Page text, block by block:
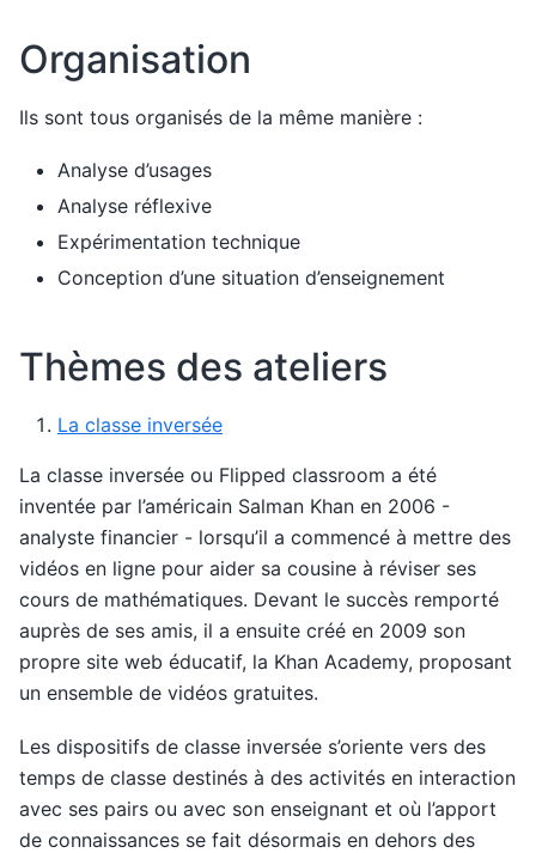
Organisation
Ils sont tous organisés de la même manière :
Analyse d’usages
Analyse réflexive
Expérimentation technique
Conception d’une situation d’enseignement
Thèmes des ateliers
La classe inversée
La classe inversée ou Flipped classroom a été
inventée par l’américain Salman Khan en 2006 -
analyste financier - lorsqu’il a commencé à mettre des
vidéos en ligne pour aider sa cousine à réviser ses
cours de mathématiques. Devant le succès remporté
auprès de ses amis, il a ensuite créé en 2009 son
propre site web éducatif, la Khan Academy, proposant
un ensemble de vidéos gratuites.
Les dispositifs de classe inversée s’oriente vers des
temps de classe destinés à des activités en interaction
avec ses pairs ou avec son enseignant et où l’apport
de connaissances se fait désormais en dehors des